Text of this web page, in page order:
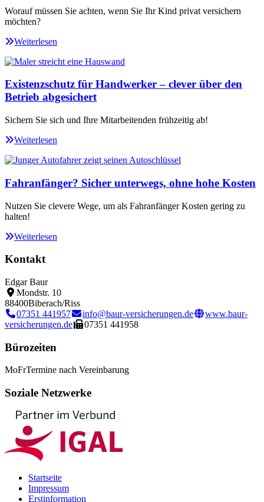
Worauf müssen Sie achten, wenn Sie Ihr Kind privat versichern
möchten?
Weiterlesen
Existenzschutz für Handwerker – clever über den
Betrieb abgesichert
Sichern Sie sich und Ihre Mitarbeitenden frühzeitig ab!
Weiterlesen
Fahranfänger? Sicher unterwegs, ohne hohe Kosten
Nutzen Sie clevere Wege, um als Fahranfänger Kosten gering zu
halten!
Weiterlesen
Kontakt
Edgar Baur
Mondstr. 10
88400Biberach/Riss
07351 441957
info@baur-versicherungen.de
www.baur-
versicherungen.de
07351 441958
Bürozeiten
MoFrTermine nach Vereinbarung
Soziale Netzwerke
Startseite
Impressum
Erstinformation